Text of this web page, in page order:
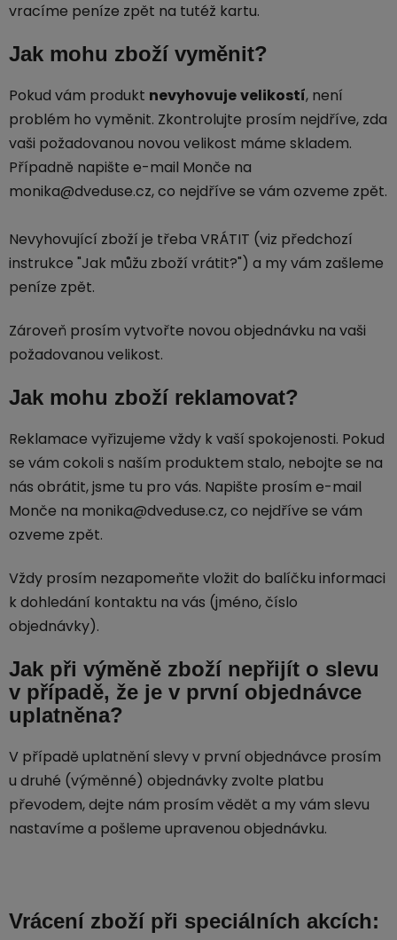
vracíme peníze zpět na tutéž kartu.
Jak mohu zboží vyměnit?
Pokud vám produkt nevyhovujevelikostí, není
problém ho vyměnit. Zkontrolujte prosím nejdříve, zda
vaši požadovanou novou velikost máme skladem.
Případně napište e-mail Monče na
monika@dveduse.cz, co nejdříve se vám ozveme zpět.
Nevyhovující zboží je třeba VRÁTIT (viz předchozí
instrukce "Jak můžu zboží vrátit?") a my vám zašleme
peníze zpět.
Zároveň prosím vytvořte novou objednávku na vaši
požadovanou velikost.
Jak mohu zboží reklamovat?
Reklamace vyřizujeme vždy k vaší spokojenosti. Pokud
se vám cokoli s naším produktem stalo, nebojte se na
nás obrátit, jsme tu pro vás. Napište prosím e-mail
Monče na monika@dveduse.cz, co nejdříve se vám
ozveme zpět.
Vždy prosím nezapomeňte vložit do balíčku informaci
k dohledání kontaktu na vás (jméno, číslo
objednávky).
Jak při výměně zboží nepřijít o slevu
v případě, že je v první objednávce
uplatněna?
V případě uplatnění slevy v první objednávce prosím
u druhé (výměnné) objednávky zvolte platbu
převodem, dejte nám prosím vědět a my vám slevu
nastavíme a pošleme upravenou objednávku.
Vrácení zboží při speciálních akcích: